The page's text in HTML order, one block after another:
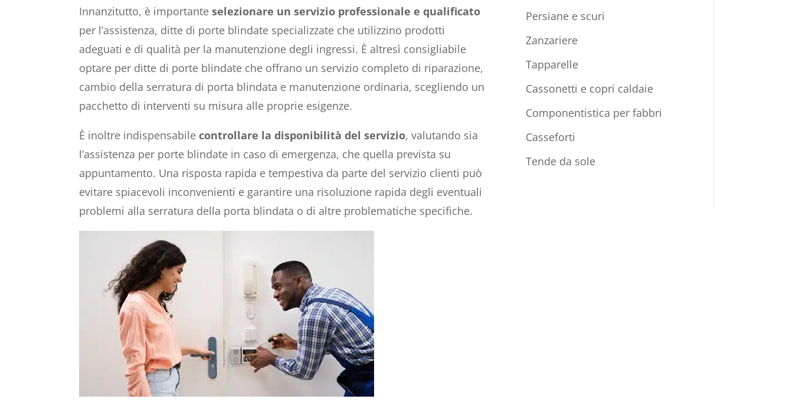
Innanzitutto, è importanteselezionare un servizio professionale e qualificato
per l’assistenza, ditte di porte blindate specializzate che utilizzino prodotti
adeguati e di qualità per la manutenzione degli ingressi. È altresì consigliabile
optare per ditte di porte blindate che offrano un servizio completo di riparazione,
cambio della serratura di porta blindata e manutenzione ordinaria, scegliendo un
pacchetto di interventi su misura alle proprie esigenze.
È inoltre indispensabile controllare la disponibilità del servizio, valutando sia
l’assistenza per porte blindate in caso di emergenza, che quella prevista su
appuntamento. Una risposta rapida e tempestiva da parte del servizio clienti può
evitare spiacevoli inconvenienti e garantire una risoluzione rapida degli eventuali
problemi alla serratura della porta blindata o di altre problematiche specifiche.
Persiane e scuri
Zanzariere
Tapparelle
Cassonetti e copri caldaie
Componentistica per fabbri
Casseforti
Tende da sole